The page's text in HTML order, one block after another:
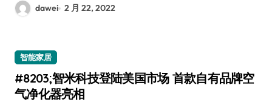
dawei 2 月 22, 2022
智能家居
#8203;智米科技登陆美国市场 首款自有品牌空
气净化器亮相